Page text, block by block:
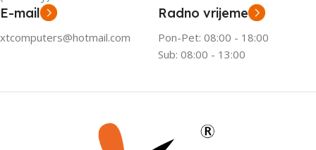
E-mail
xtcomputers@hotmail.com
Radno vrijeme
Pon-Pet: 08:00 - 18:00
Sub: 08:00 - 13:00